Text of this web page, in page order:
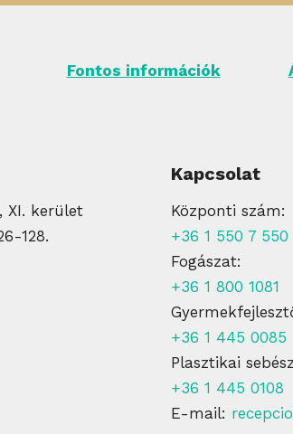
Fontos információk
XI. kerület
128.
Kapcsolat
Központi szám:
+36 1 550 7 550
Fogászat:
+36 1 800 1081
+36 1 445 0085
Plasztikai
+36 1 445 0108
E-mail: